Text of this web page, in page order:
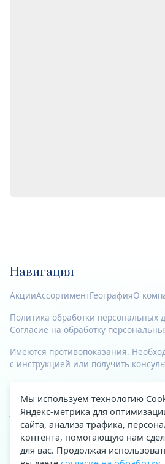
Навигация
АкцииАссортиментГеографияО
Политика обработки персональных
Согласие на обработку
Имеются противопоказания.
с инструкцией или получить
© 2023—2026 Все права защищены.
Адрес
Архангельск, ул. Папанина, д. 19
автоцентра «Тойота»)
Мы используем технологию
Яндекс-метрика для
сайта, анализа трафика,
контента, помогающую нам
для вас. Продолжая